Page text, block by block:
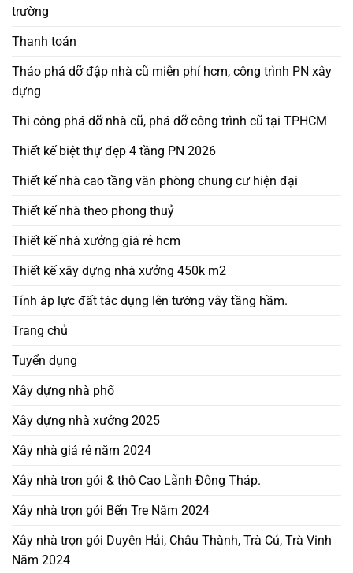
trường
Thanh toán
Tháo phá dỡ đập nhà cũ miễn phí hcm, công trình PN xây
dựng
Thi công phá dỡ nhà cũ, phá dỡ công trình cũ tại TPHCM
Thiết kế biệt thự đẹp 4 tầng PN 2026
Thiết kế nhà cao tầng văn phòng chung cư hiện đại
Thiết kế nhà theo phong thuỷ
Thiết kế nhà xưởng giá rẻ hcm
Thiết kế xây dựng nhà xưởng 450k m2
Tính áp lực đất tác dụng lên tường vây tầng hầm.
Trang chủ
Tuyển dụng
Xây dựng nhà phố
Xây dựng nhà xưởng 2025
Xây nhà giá rẻ năm 2024
Xây nhà trọn gói & thô Cao Lãnh Đông Tháp.
Xây nhà trọn gói Bến Tre Năm 2024
Xây nhà trọn gói Duyên Hải, Châu Thành, Trà Cú, Trà Vinh
Năm 2024